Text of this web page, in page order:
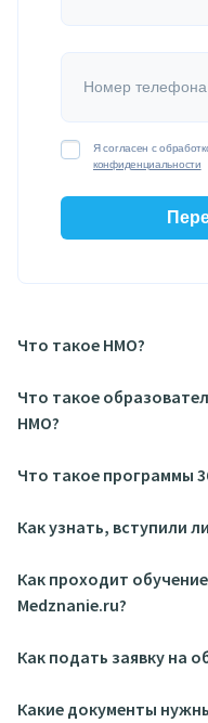
Номер
Я согласен с
конфиденциальности
Что такое НМО?
Что такое
НМО?
Что такое программы
Как узнать, вступили
Как проходит
Medznanie.ru?
Как подать заявку на
Какие документы